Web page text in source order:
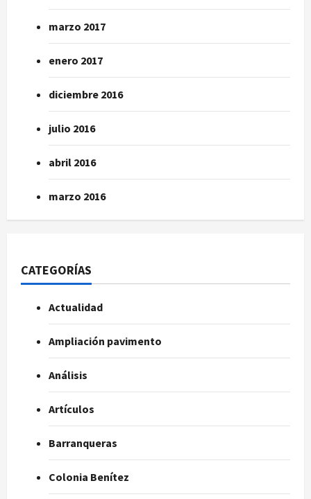
marzo 2017
enero 2017
diciembre 2016
julio 2016
abril 2016
marzo 2016
CATEGORÍAS
Actualidad
Ampliación pavimento
Análisis
Artículos
Barranqueras
Colonia Benítez